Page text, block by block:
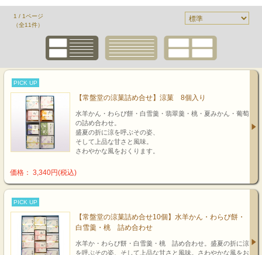
1 / 1ページ
（全11件）
PICK UP
【常盤堂の涼菓詰め合せ】涼菓 8個入り
水羊かん・わらび餅・白雪羹・翡翠羹・桃・夏みかん・葡萄
の詰め合わせ。
盛夏の折に涼を呼ぶその姿、
そして上品な甘さと風味。
さわやかな風をおくります。
価格： 3,340円(税込)
PICK UP
【常盤堂の涼菓詰め合せ10個】水羊かん・わらび餅・
白雪羹・桃 詰め合わせ
水羊か・わらび餅・白雪羹・桃 詰め合わせ。盛夏の折に涼
を呼ぶその姿、そして上品な甘さと風味。さわやかな風をお